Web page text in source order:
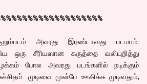
அவரது இரண்டாவது படமாம்.
ஒரு சீரியஸான கருத்தை வலியுறித்து
வழக்கம் போல அவரது படங்களில் நடிக்கும்
முடிவை முன்பே ஊகிக்க முடிவதும்,